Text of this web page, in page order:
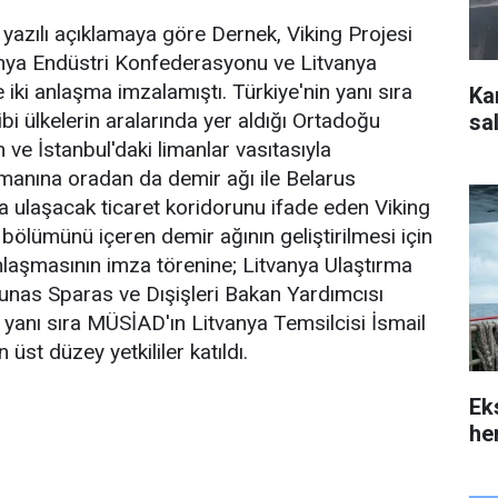
açıklamaya göre Dernek, Viking Projesi
Endüstri Konfederasyonu ve Litvanya
iki anlaşma imzalamıştı. Türkiye'nin yanı sıra
ülkelerin aralarında yer aldığı Ortadoğu
İstanbul'daki limanlar vasıtasıyla
oradan da demir ağı ile Belarus
ulaşacak ticaret koridorunu ifade eden Viking
içeren demir ağının geliştirilmesi için
imza törenine; Litvanya Ulaştırma
Sparas ve Dışişleri Bakan Yardımcısı
sıra MÜSİAD'ın Litvanya Temsilcisi İsmail
üst düzey yetkililer katıldı.